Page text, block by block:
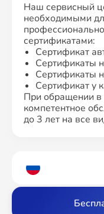
Наш сервисный
необходимыми
сертификатами:
Сертификат
Сертификаты
Сертификаты
Сертификат у
При обращении в
компетентное
до 3 лет на все